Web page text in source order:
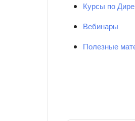
Курсы по
Вебинары
Полезные